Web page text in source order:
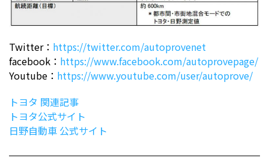
Twitter： https://twitter.com/autoprovenet
facebook： https://www.facebook.com/autoprovepage/
Youtube： https://www.youtube.com/user/autoprove/
トヨタ 関連記事
トヨタ公式サイト
日野自動車 公式サイト